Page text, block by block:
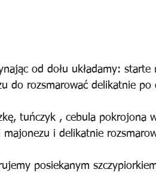
od dołu układamy: starte
do rozsmarować delikatnie po
tuńczyk , cebula pokrojona
majonezu i delikatnie
posiekanym